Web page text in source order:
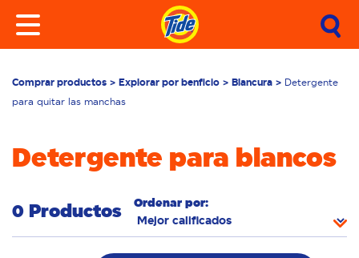
Comprar productos Explorar por benficio Blancura
Detergente
para quitar las manchas
Detergente para blancos
0 Productos Ordenar por: